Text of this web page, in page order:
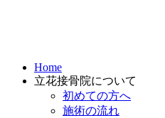
Home
立花接骨院について
初めての方へ
施術の流れ